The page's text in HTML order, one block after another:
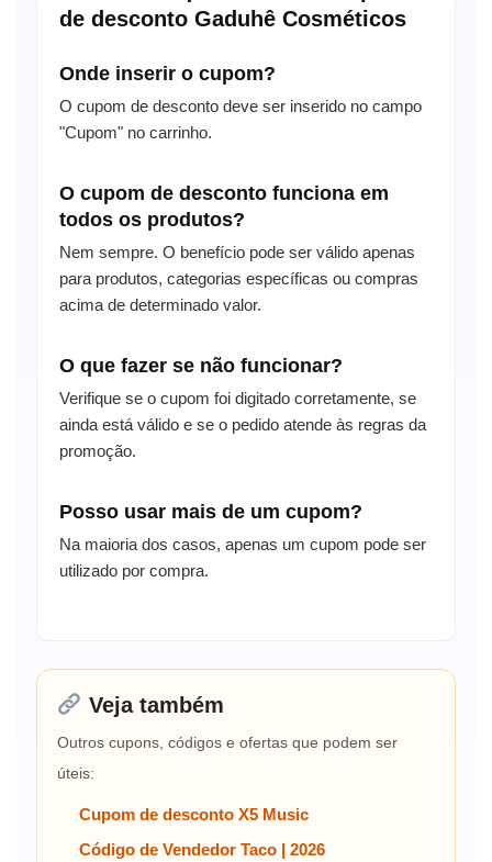
de desconto Gaduhê Cosméticos
Onde inserir o cupom?
O cupom de desconto deve ser inserido no campo
"Cupom" no carrinho.
O cupom de desconto funciona em
todos os produtos?
Nem sempre. O benefício pode ser válido apenas
para produtos, categorias específicas ou compras
acima de determinado valor.
O que fazer se não funcionar?
Verifique se o cupom foi digitado corretamente, se
ainda está válido e se o pedido atende às regras da
promoção.
Posso usar mais de um cupom?
Na maioria dos casos, apenas um cupom pode ser
utilizado por compra.
Veja também
Outros cupons, códigos e ofertas que podem ser
úteis:
Cupom de desconto X5 Music
Código de Vendedor Taco | 2026